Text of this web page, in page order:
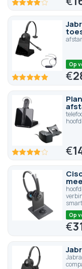
77.6 100
100 100
Op
€
77.6 100 €
Op
€